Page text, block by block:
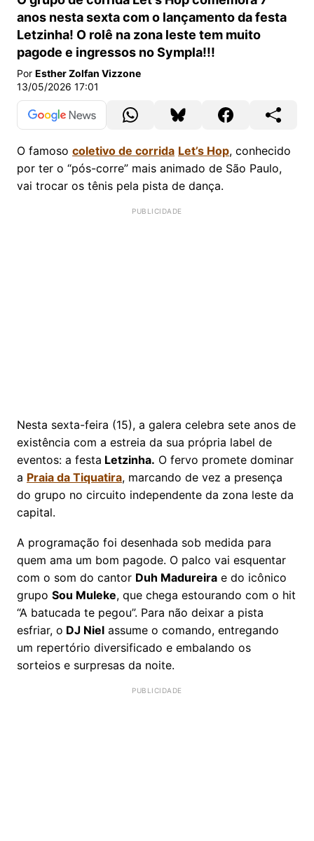
anos nesta sexta com o lançamento da festa
Letzinha! O rolê na zona leste tem muito
pagode e ingressos no Sympla!!!
Por Esther Zolfan Vizzone
13/05/2026 17:01
O famoso coletivo de corrida Let’s Hop, conhecido
por ter o “pós-corre” mais animado de São Paulo,
vai trocar os tênis pela pista de dança.
Nesta sexta-feira (15), a galera celebra sete anos de
existência com a estreia da sua própria label de
eventos: a festa Letzinha. O fervo promete dominar
a Praia da Tiquatira, marcando de vez a presença
do grupo no circuito independente da zona leste da
capital.
A programação foi desenhada sob medida para
quem ama um bom pagode. O palco vai esquentar
com o som do cantor Duh Madureira e do icônico
grupo Sou Muleke, que chega estourando com o hit
“A batucada te pegou”. Para não deixar a pista
esfriar, o DJ Niel assume o comando, entregando
um repertório diversificado e embalando os
sorteios e surpresas da noite.